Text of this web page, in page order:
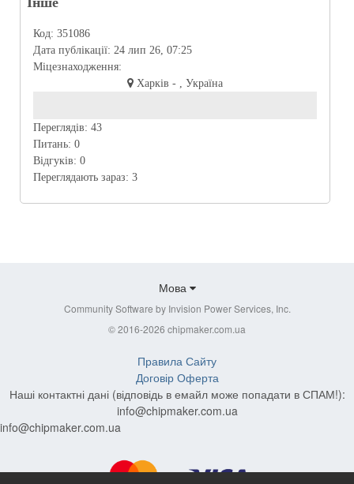
Код: 351086
Дата публікації: 24 лип 26, 07:25
Міцезнаходження:
Харків - , Україна
Переглядів: 43
Питань: 0
Відгуків: 0
Переглядають зараз: 3
Мова
Community Software by Invision Power Services, Inc.
© 2016-2026 chipmaker.com.ua
Правила Сайту
Договір Оферта
Наші контактні дані (відповідь в емайл може попадати в СПАМ!):
info@chipmaker.com.ua
info@chipmaker.com.ua